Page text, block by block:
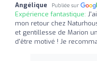
Angélique Publiée sur
Expérience fantastique:
mon retour chez
et gentillesse de Marion
d'être motivé ! Je